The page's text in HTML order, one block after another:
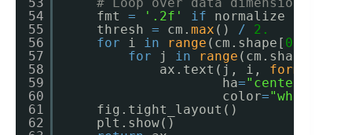
54
55
56
57
58
59
60
61
62
fmt = '.2f' if normalize
thresh = cm. max () /
2.
for
i in range (cm.shape[ 0
for
j in range (cm.shape[
ax.text(j, i, format
ha="center"
color="white"
fig.tight_layout()
plt.show()